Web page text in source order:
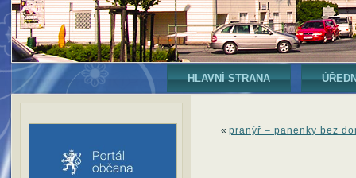
HLAVNÍ STRANA
« pranýř – panenky bez